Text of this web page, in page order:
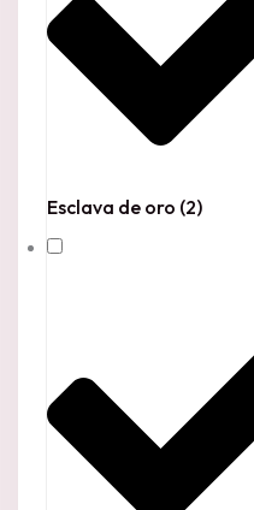
Esclava de oro (2)